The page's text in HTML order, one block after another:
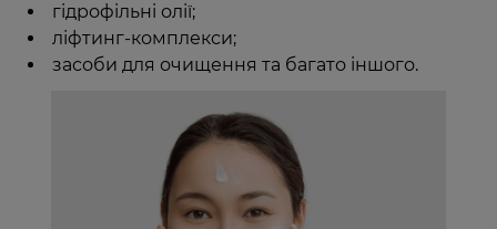
гідрофільні олії;
ліфтинг-комплекси;
засоби для очищення та багато іншого.